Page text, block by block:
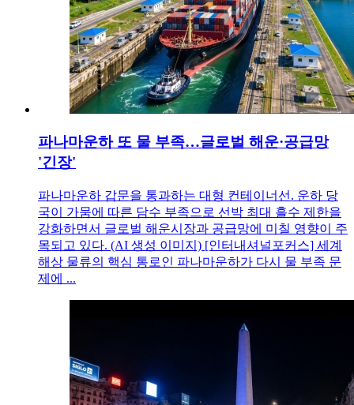
파나마운하 또 물 부족…글로벌 해운·공급망
'긴장'
파나마운하 갑문을 통과하는 대형 컨테이너선. 운하 당
국이 가뭄에 따른 담수 부족으로 선박 최대 흘수 제한을
강화하면서 글로벌 해운시장과 공급망에 미칠 영향이 주
목되고 있다. (AI 생성 이미지) [인터내셔널포커스] 세계
해상 물류의 핵심 통로인 파나마운하가 다시 물 부족 문
제에 ...